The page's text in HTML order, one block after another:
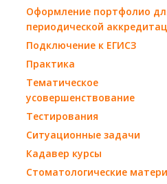
Оформление портфолио
периодической
Подключение к ЕГИСЗ
Практика
Тематическое
усовершенствование
Тестирования
Ситуационные задачи
Кадавер курсы
Стоматологические